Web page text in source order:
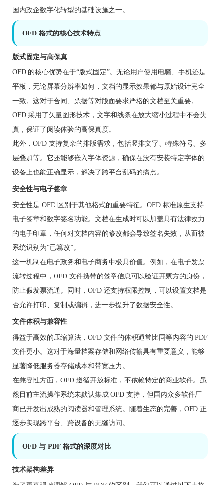
国内政企数字化转型的基础设施之一。
OFD 格式的核心技术特点
版式固定与高保真
OFD 的核心优势在于“版式固定”。无论用户使用电脑、手机还是
平板，无论屏幕分辨率如何，文档的显示效果都与原始设计完全
一致。这对于合同、票据等对版面要求严格的文档至关重要。
OFD 采用了矢量图形技术，文字和线条在放大缩小过程中不会失
真，保证了阅读体验的高保真度。
此外，OFD 支持复杂的排版需求，包括竖排文字、特殊符号、多
层叠加等。它还能够嵌入字体资源，确保在没有安装特定字体的
设备上也能正确显示，解决了跨平台乱码的痛点。
安全性与电子签章
安全性是 OFD 区别于其他格式的重要特征。OFD 标准原生支持
电子签章和数字签名功能。文档在生成时可以加盖具有法律效力
的电子印章，任何对文档内容的修改都会导致签名失效，从而被
系统识别为“已篡改”。
这一机制在电子政务和电子商务中极具价值。例如，在电子发票
流转过程中，OFD 文件携带的签章信息可以验证开票方的身份，
防止假发票流通。同时，OFD 还支持权限控制，可以设置文档是
否允许打印、复制或编辑，进一步提升了数据安全性。
文件体积与兼容性
得益于高效的压缩算法，OFD 文件的体积通常比同等内容的 PDF
文件更小。这对于海量档案存储和网络传输具有重要意义，能够
显著降低服务器存储成本和带宽压力。
在兼容性方面，OFD 遵循开放标准，不依赖特定的商业软件。虽
然目前主流操作系统未默认集成 OFD 支持，但国内众多软件厂
商已开发出成熟的阅读器和管理系统。随着生态的完善，OFD 正
逐步实现跨平台、跨设备的无缝访问。
OFD 与 PDF 格式的深度对比
技术架构差异